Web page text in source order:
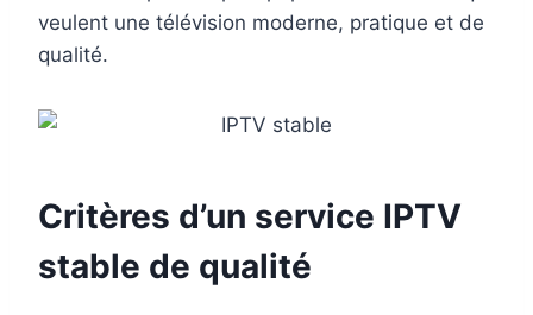
veulent une télévision moderne, pratique et de
qualité.
Critères d’un service IPTV
stable de qualité